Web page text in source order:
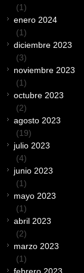
(1)
enero 2024
(1)
diciembre 2023
(3)
noviembre 2023
(1)
octubre 2023
(2)
agosto 2023
(19)
julio 2023
(4)
junio 2023
(1)
mayo 2023
(1)
abril 2023
(2)
marzo 2023
(1)
febrero 2023